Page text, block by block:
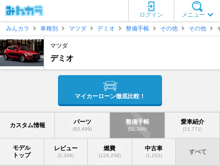
メニュー
ログイン
みんカラ
車種別 マツダ デミオ 整備手帳 その他 その他
マツダ
デミオ
マイカーローン徹底比較！
カスタム情報 パーツ
(83,499)
整備手帳
(52,398)
愛車紹介
(15,771)
モデル
トップ
レビュー
(3,349)
燃費
(128,258)
中古車
(1,253)
すべて